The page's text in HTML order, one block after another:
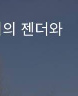
젠더와